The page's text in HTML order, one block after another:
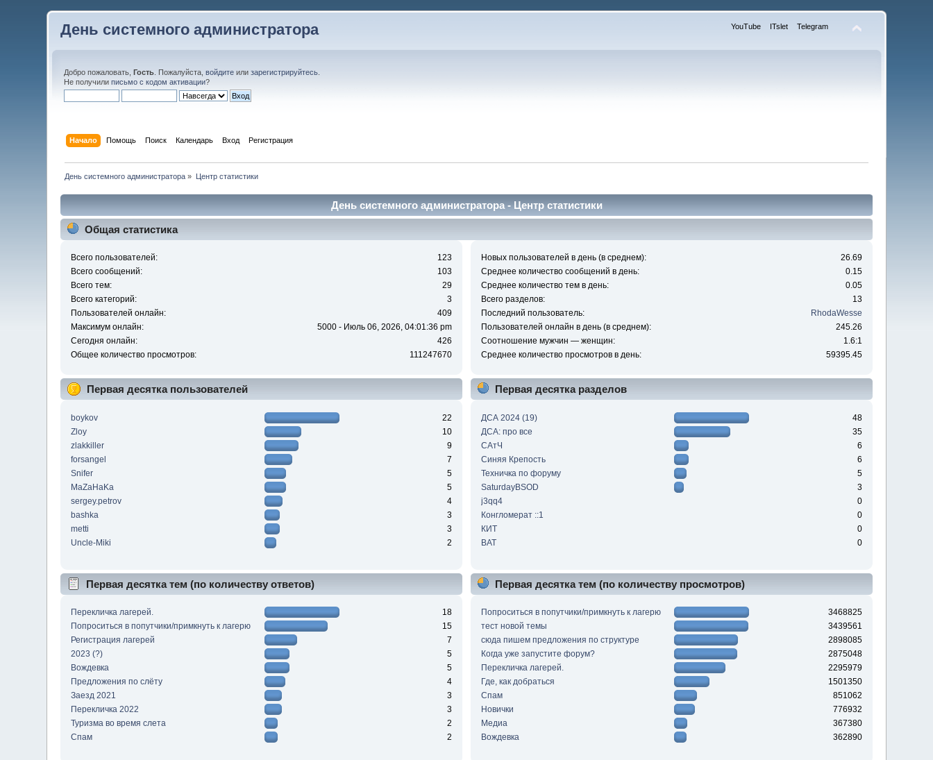
День системного администратора YouTube ITslet Telegram
Добро пожаловать,Гость . Пожалуйста,войдите илизарегистрируйтесь
Не получилиписьмо с кодом активации?
Начало Помощь Поиск Календарь Вход Регистрация
День системного администратора » Центр статистики
День системного администратора - Центр статистики
Общая статистика
Всего пользователей:
123
Всего сообщений:
103
Всего тем:
29
Всего категорий:
3
Пользователей онлайн:
409
Максимум онлайн:
5000 - Июль 06, 2026, 04:01:36 pm
Сегодня онлайн:
426
Общее количество просмотров:
111247670
Новых пользователей в день (в среднем):
26.69
Среднее количество сообщений в день:
0.15
Среднее количество тем в день:
0.05
Всего разделов:
13
Последний пользователь:
RhodaWesse
Пользователей онлайн в день (в среднем):
245.26
Соотношение мужчин — женщин:
1.6:1
Среднее количество просмотров в день:
59395.45
Первая десятка пользователей
boykov
22
Zloy
10
zlakkiller
9
forsangel
7
Snifer
5
MaZaHaKa
5
sergey.petrov
4
bashka
3
metti
3
Uncle-Miki
2
Первая десятка разделов
ДСА 2024 (19)
48
ДСА: про все
35
САтЧ
6
Синяя Крепость
6
Техничка по форуму
5
SaturdayBSOD
3
j3qq4
0
Конгломерат ::1
0
КИТ
0
BAT
0
Первая десятка тем (по количеству ответов)
Перекличка лагерей.
18
Попроситься в попутчики/примкнуть к лагерю
15
Регистрация лагерей
7
2023 (?)
5
Вождевка
5
Предложения по слёту
4
Заезд 2021
3
Перекличка 2022
3
Туризма во время слета
2
Спам
2
Первая десятка тем (по количеству просмотров)
Попроситься в попутчики/примкнуть к лагерю
3468825
тест новой темы
3439561
сюда пишем предложения по структуре
2898085
Когда уже запустите форум?
2875048
Перекличка лагерей.
2295979
Где, как добраться
1501350
Спам
851062
Новички
776932
Медиа
367380
Вождевка
362890